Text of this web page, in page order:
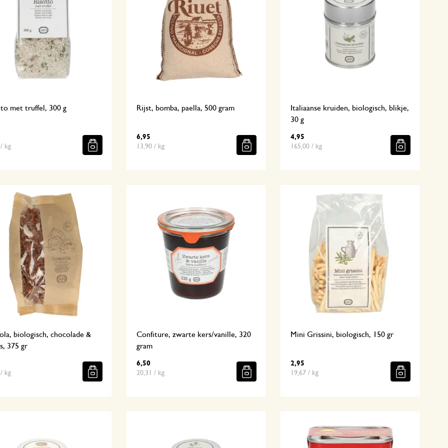
met truffel, 300 g
kg
Rijst, bomba, paella, 500 gram
6,95
13,90 / kg
Italiaanse kruiden, biologisch, blikje,
30 g
4,95
165,00 / kg
biologisch, chocolade &
375 gr
kg
Confiture, zwarte kers/vanille, 320
gram
6,50
20,31 / kg
Mini Grissini, biologisch, 150 gr
2,95
19,67 / kg